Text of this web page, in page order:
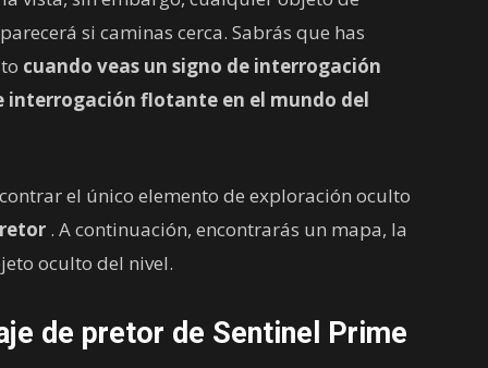
si caminas cerca. Sabrás que has
cuando veas un signo de interrogación
interrogación flotante en el mundo del
el único elemento de exploración oculto
. A continuación, encontrarás un mapa, la
oculto del nivel.
de pretor de Sentinel Prime